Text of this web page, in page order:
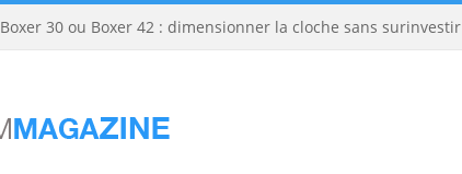
Boxer 30 ou Boxer 42 : dimensionner la cloche sans surinvestir